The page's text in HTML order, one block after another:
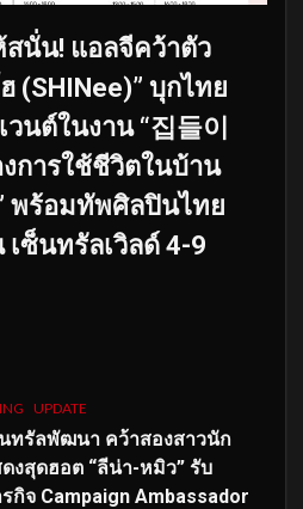
สนั่น! แอลจีคว้าตัว
(SHINee)” บุกไทย
นต์ในงาน “집들이
งการใช้ชีวิตในบ้าน
พร้อมทัพศิลปินไทย
ซ็นทรัลเวิลด์ 4-9
UPDATE
ทรัลพัฒนา คว้าสองสาวนัก
งสุดฮอต “ลีน่า-หมิว” รับ
กิจ Campaign Ambassador